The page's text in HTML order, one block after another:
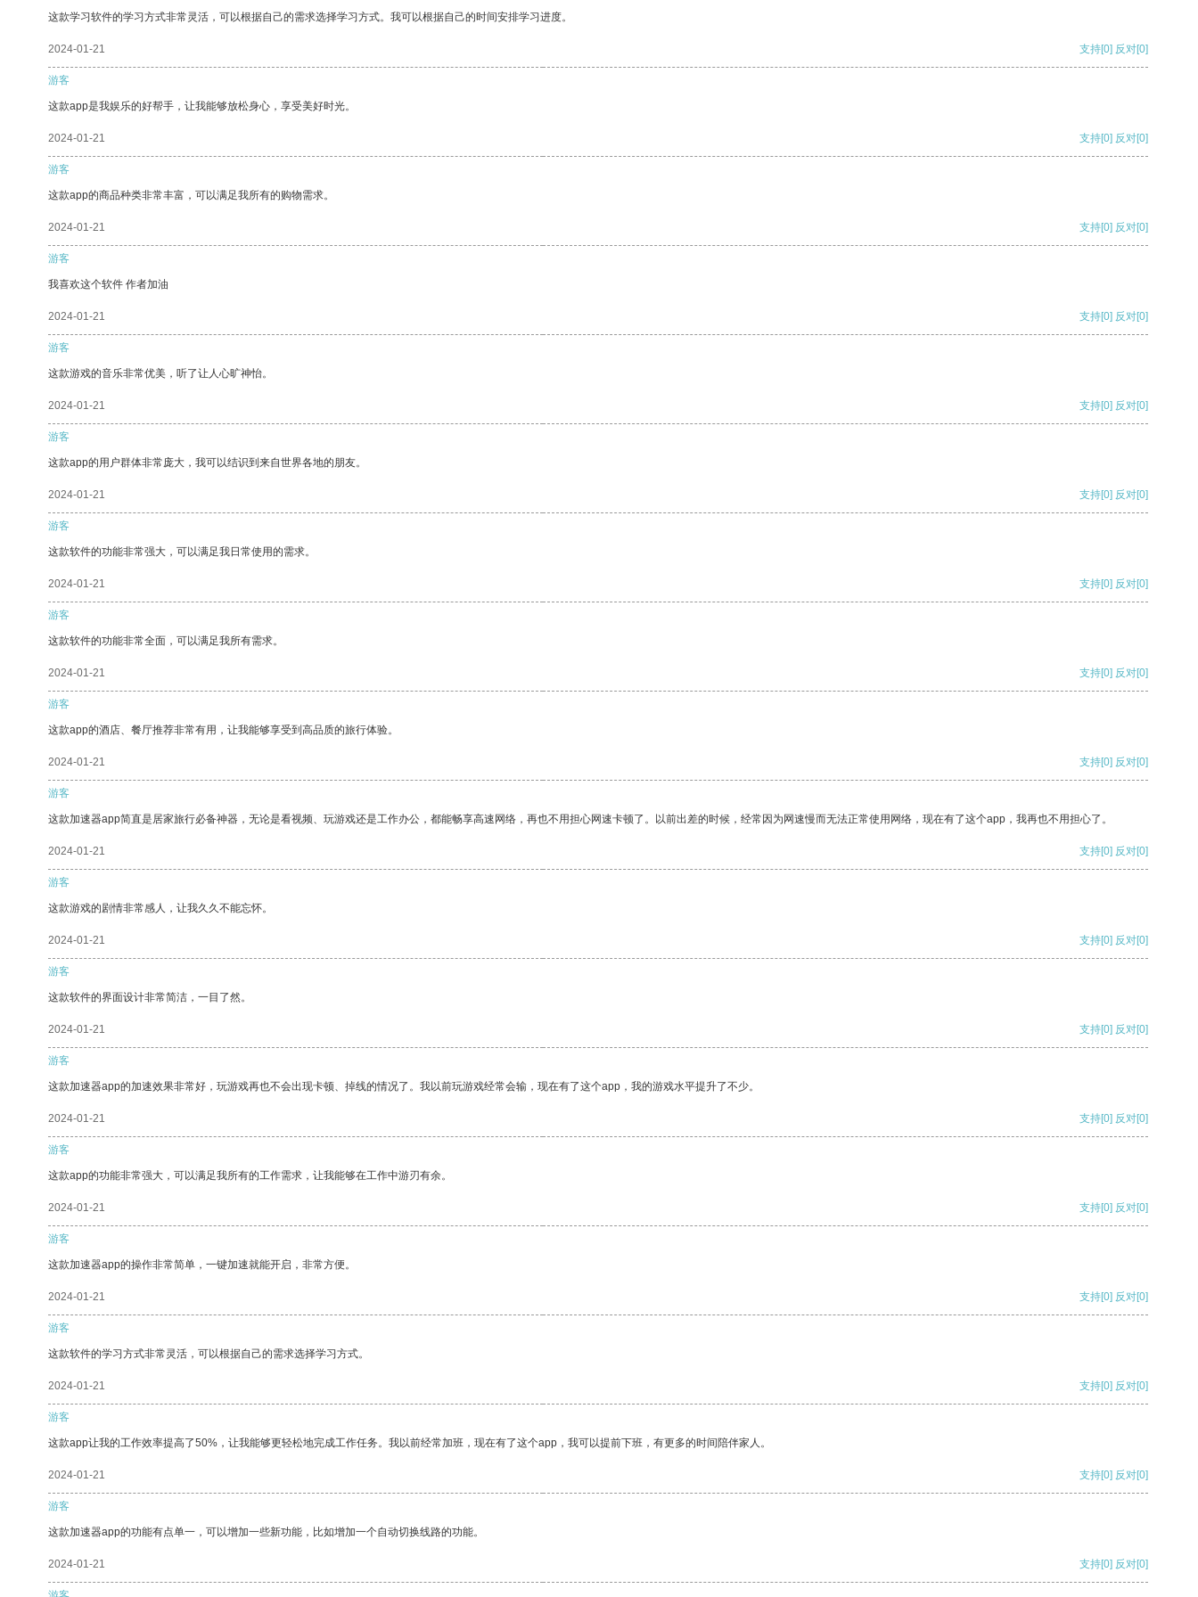
这款学习软件的学习方式非常灵活，可以根据自己的需求选择学习方式。我可以根据自己的时间安排学习进度。
2024-01-21 支持[0] 反对[0]
游客
这款app是我娱乐的好帮手，让我能够放松身心，享受美好时光。
2024-01-21 支持[0] 反对[0]
游客
这款app的商品种类非常丰富，可以满足我所有的购物需求。
2024-01-21 支持[0] 反对[0]
游客
我喜欢这个软件 作者加油
2024-01-21 支持[0] 反对[0]
游客
这款游戏的音乐非常优美，听了让人心旷神怡。
2024-01-21 支持[0] 反对[0]
游客
这款app的用户群体非常庞大，我可以结识到来自世界各地的朋友。
2024-01-21 支持[0] 反对[0]
游客
这款软件的功能非常强大，可以满足我日常使用的需求。
2024-01-21 支持[0] 反对[0]
游客
这款软件的功能非常全面，可以满足我所有需求。
2024-01-21 支持[0] 反对[0]
游客
这款app的酒店、餐厅推荐非常有用，让我能够享受到高品质的旅行体验。
2024-01-21 支持[0] 反对[0]
游客
这款加速器app简直是居家旅行必备神器，无论是看视频、玩游戏还是工作办公，都能畅享高速网络，再也不用担心网速卡顿了。以前出差的时候，经常因为网速慢而无法正常使用网络，现在有了这个app，我再也不用担心了。
2024-01-21 支持[0] 反对[0]
游客
这款游戏的剧情非常感人，让我久久不能忘怀。
2024-01-21 支持[0] 反对[0]
游客
这款软件的界面设计非常简洁，一目了然。
2024-01-21 支持[0] 反对[0]
游客
这款加速器app的加速效果非常好，玩游戏再也不会出现卡顿、掉线的情况了。我以前玩游戏经常会输，现在有了这个app，我的游戏水平提升了不少。
2024-01-21 支持[0] 反对[0]
游客
这款app的功能非常强大，可以满足我所有的工作需求，让我能够在工作中游刃有余。
2024-01-21 支持[0] 反对[0]
游客
这款加速器app的操作非常简单，一键加速就能开启，非常方便。
2024-01-21 支持[0] 反对[0]
游客
这款软件的学习方式非常灵活，可以根据自己的需求选择学习方式。
2024-01-21 支持[0] 反对[0]
游客
这款app让我的工作效率提高了50%，让我能够更轻松地完成工作任务。我以前经常加班，现在有了这个app，我可以提前下班，有更多的时间陪伴家人。
2024-01-21 支持[0] 反对[0]
游客
这款加速器app的功能有点单一，可以增加一些新功能，比如增加一个自动切换线路的功能。
2024-01-21 支持[0] 反对[0]